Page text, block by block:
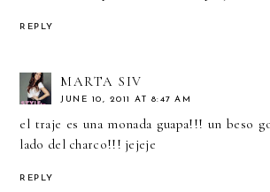
REPLY
MARTA SIV
JUNE 10, 2011 AT 8:47 AM
el traje es una monada guapa!!! un beso
lado del charco!!! jejeje
REPLY